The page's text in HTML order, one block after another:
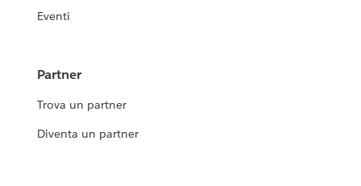
Eventi
Partner
Trova un partner
Diventa un partner